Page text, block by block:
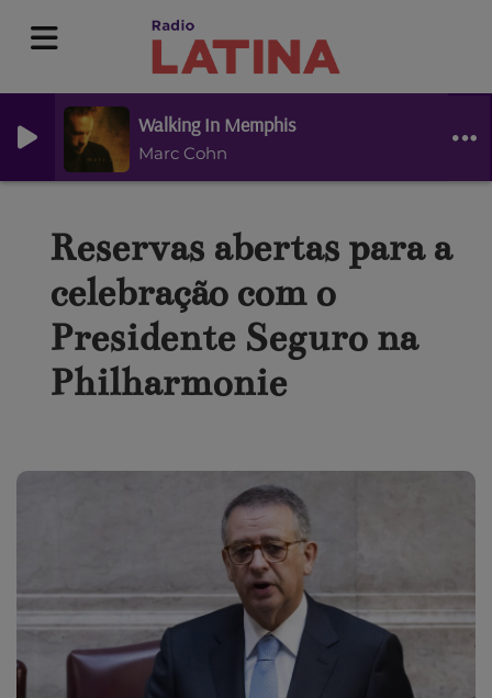
Walking In Memphis
Marc Cohn
Reservas abertas para a
celebração com o
Presidente Seguro na
Philharmonie